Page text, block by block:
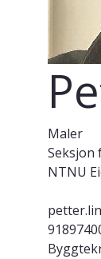
Maler
Seksjon
NTNU